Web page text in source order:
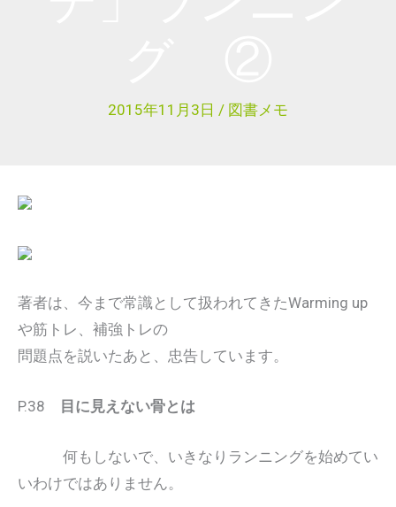
2015年11月3日 / 図書メモ
著者は、今まで常識として扱われてきたWarming up
や筋トレ、補強トレの
問題点を説いたあと、忠告しています。
P.38 目に見えない骨とは
何もしないで、いきなりランニングを始めてい
いわけではありません。